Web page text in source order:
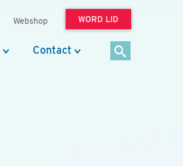
Webshop WORD LID
Contact